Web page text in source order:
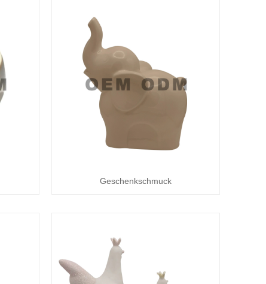
Geschenkschmuck